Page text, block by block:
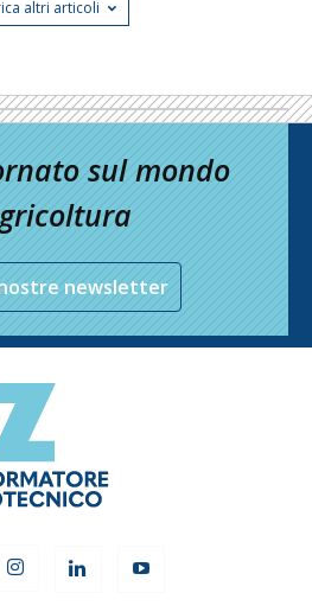
altri articoli
sul mondo
newsletter